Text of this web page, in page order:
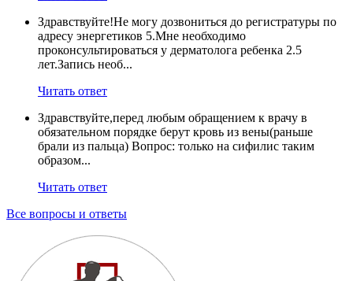
Здравствуйте!Не могу дозвониться до регистратуры по
адресу энергетиков 5.Мне необходимо
проконсультироваться у дерматолога ребенка 2.5
лет.Запись необ...
Читать ответ
Здравствуйте,перед любым обращением к врачу в
обязательном порядке берут кровь из вены(раньше
брали из пальца) Вопрос: только на сифилис таким
образом...
Читать ответ
Все вопросы и ответы